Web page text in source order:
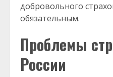
добровольного
обязательным.
Проблемы
России